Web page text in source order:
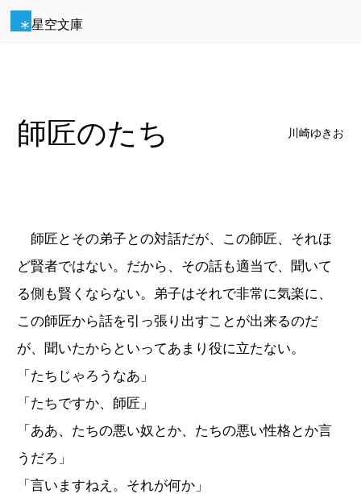
星空文庫
師匠のたち 川崎ゆきお
師匠とその弟子との対話だが、この師匠、それほ
ど賢者ではない。だから、その話も適当で、聞いて
る側も賢くならない。弟子はそれで非常に気楽に、
この師匠から話を引っ張り出すことが出来るのだ
が、聞いたからといってあまり役に立たない。
「たちじゃろうなあ」
「たちですか、師匠」
「ああ、たちの悪い奴とか、たちの悪い性格とか言
うだろ」
「言いますねえ。それが何か」